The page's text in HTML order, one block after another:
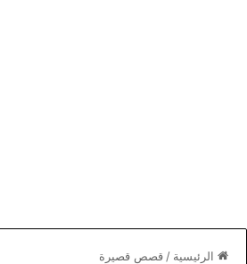
الرئيسية / قصص قصيرة